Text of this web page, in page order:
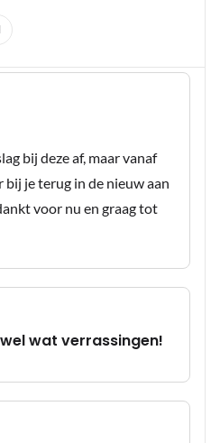
bij deze af, maar vanaf
bij je terug in de nieuw aan
voor nu en graag tot
wat verrassingen!